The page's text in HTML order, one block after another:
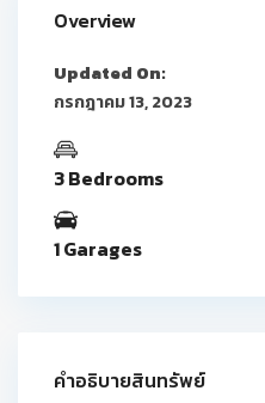
Overview
Updated On:
กรกฎาคม 13, 2023
3 Bedrooms
1 Garages
คำอธิบายสินทรัพย์